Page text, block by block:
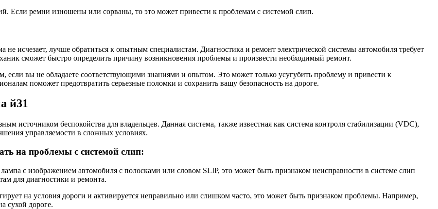
Если ремни изношены или сорваны, то это может привести к проблемам с системой слип.
исчезает, лучше обратиться к опытным специалистам. Диагностика и ремонт электрической системы автомобиля требует
сможет быстро определить причину возникновения проблемы и произвести необходимый ремонт.
если вы не обладаете соответствующими знаниями и опытом. Это может только усугубить проблему и привести к
поможет предотвратить серьезные поломки и сохранить вашу безопасность на дороге.
й31
источником беспокойства для владельцев. Данная система, также известная как система контроля стабилизации (VDC),
управляемости в сложных условиях.
на проблемы с системой слип:
с изображением автомобиля с полосками или словом SLIP, это может быть признаком неисправности в системе слип
для диагностики и ремонта.
на условия дороги и активируется неправильно или слишком часто, это может быть признаком проблемы. Например,
сухой дороге.